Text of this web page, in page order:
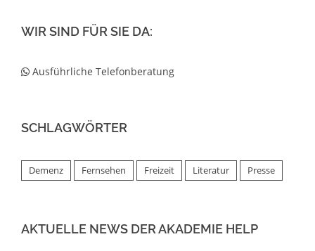
WIR SIND FÜR SIE DA:
Ausführliche Telefonberatung
SCHLAGWÖRTER
Demenz Fernsehen Freizeit Literatur Presse
AKTUELLE NEWS DER AKADEMIE HELP